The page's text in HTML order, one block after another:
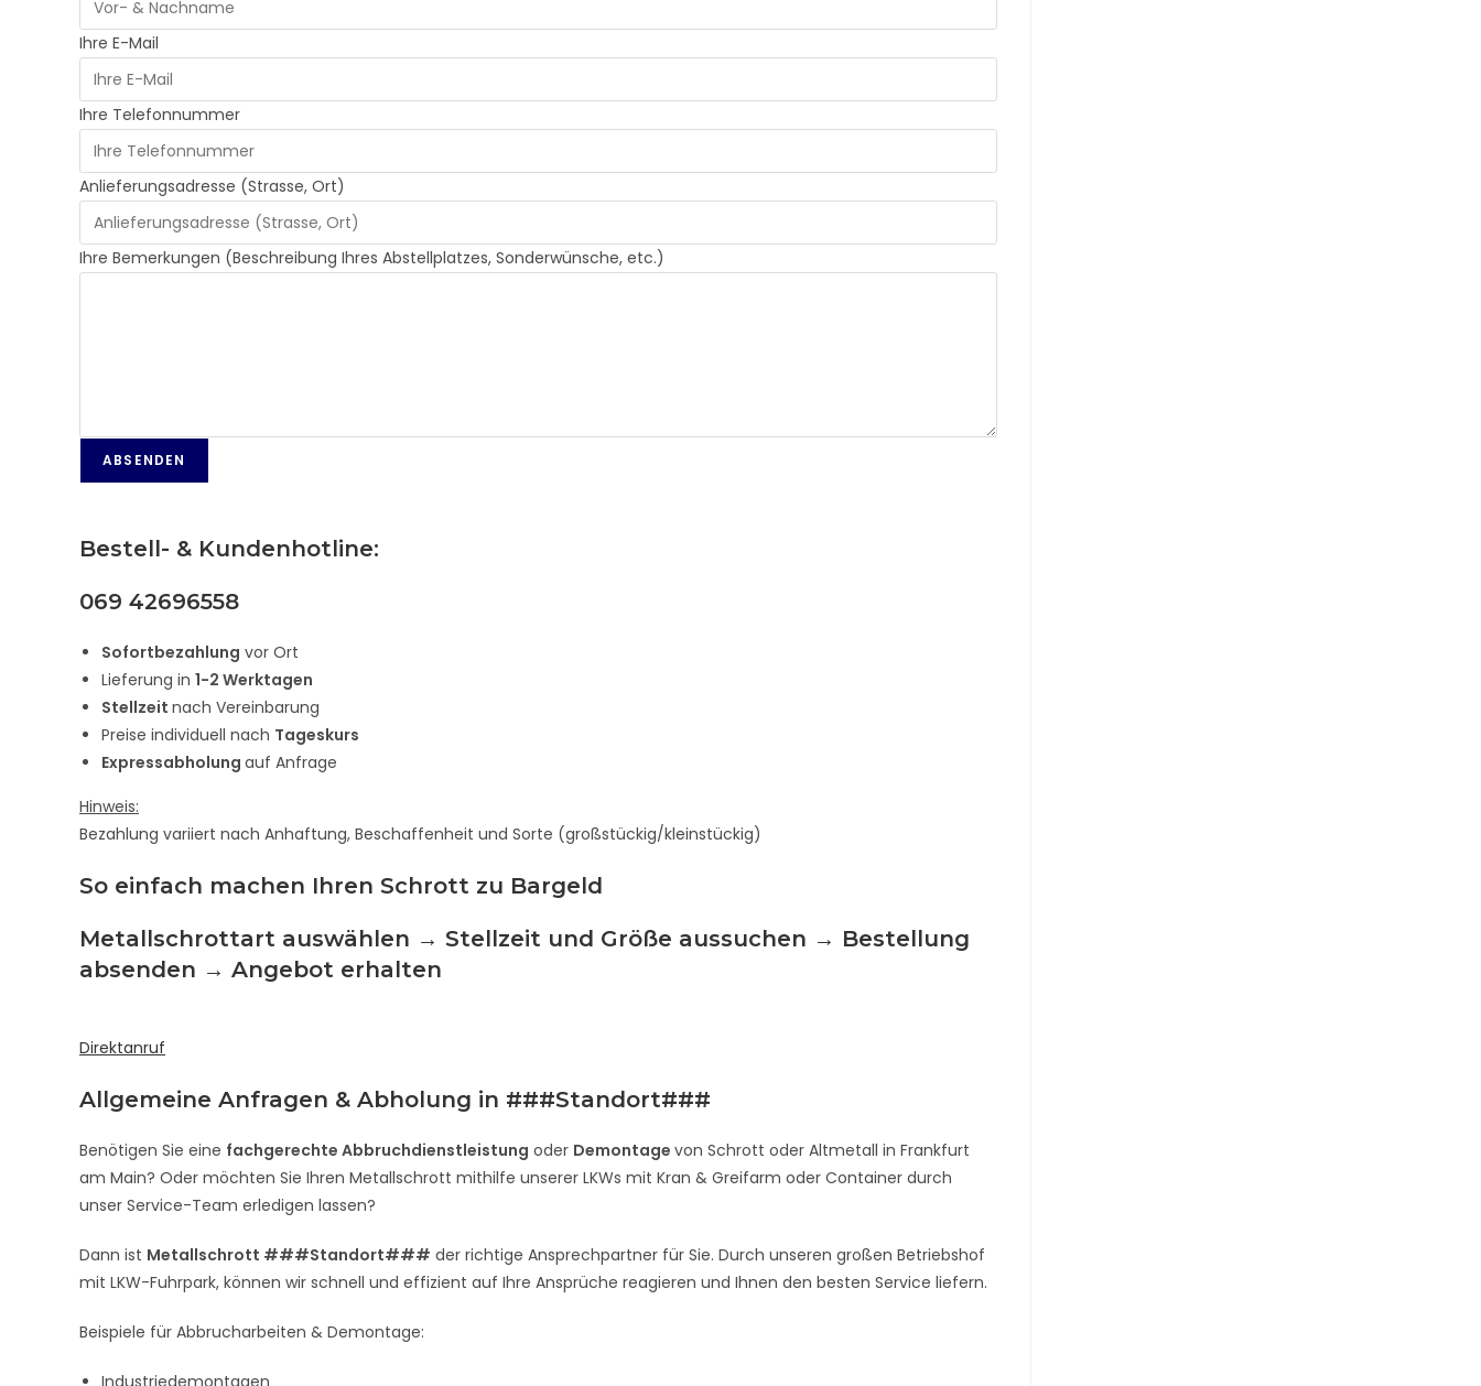
Ihre E-Mail
Ihre Telefonnummer
Anlieferungsadresse (Strasse, Ort)
Ihre Bemerkungen (Beschreibung Ihres Abstellplatzes, Sonderwünsche, etc.)
Bestell- & Kundenhotline:
069 42696558
Sofortbezahlung vor Ort
Lieferung in 1-2 Werktagen
Stellzeit nach Vereinbarung
Preise individuell nach Tageskurs
Expressabholung auf Anfrage
Hinweis:
Bezahlung variiert nach Anhaftung, Beschaffenheit und Sorte (großstückig/kleinstückig)
So einfach machen Ihren Schrott zu Bargeld
Metallschrottart auswählen → Stellzeit und Größe aussuchen → Bestellung
absenden → Angebot erhalten
Direktanruf
Allgemeine Anfragen & Abholung in ###Standort###
Benötigen Sie eine fachgerechte Abbruchdienstleistung oder Demontage von Schrott oder Altmetall in Frankfurt
am Main? Oder möchten Sie Ihren Metallschrott mithilfe unserer LKWs mit Kran & Greifarm oder Container durch
unser Service-Team erledigen lassen?
Dann ist Metallschrott ###Standort### der richtige Ansprechpartner für Sie. Durch unseren großen Betriebshof
mit LKW-Fuhrpark, können wir schnell und effizient auf Ihre Ansprüche reagieren und Ihnen den besten Service liefern.
Beispiele für Abbrucharbeiten & Demontage:
Industriedemontagen